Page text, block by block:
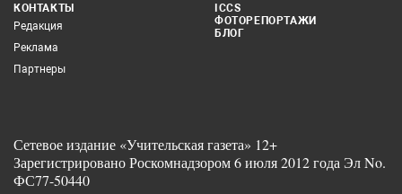
КОНТАКТЫ
Редакция
Реклама
Партнеры
ICCS
ФОТОРЕПОРТАЖИ
БЛОГ
Сетевое издание «Учительская газета» 12+
Зарегистрировано Роскомнадзором 6 июля 2012 года Эл No.
ФС77-50440